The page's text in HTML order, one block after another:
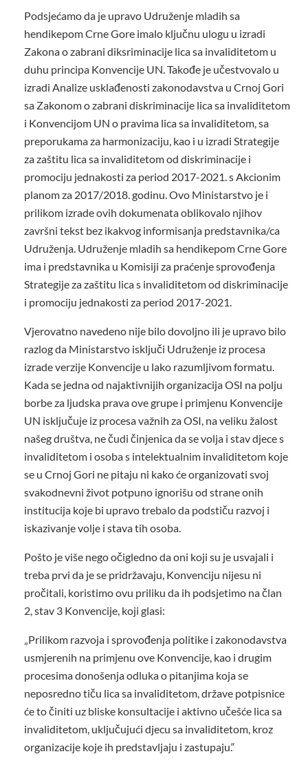
Podsjećamo da je upravo Udruženje mladih sa
hendikepom Crne Gore imalo ključnu ulogu u izradi
Zakona o zabrani diksriminacije lica sa invaliditetom u
duhu principa Konvencije UN. Takođe je učestvovalo u
izradi Analize usklađenosti zakonodavstva u Crnoj Gori
sa Zakonom o zabrani diskriminacije lica sa invaliditetom
i Konvencijom UN o pravima lica sa invaliditetom, sa
preporukama za harmonizaciju, kao i u izradi Strategije
za zaštitu lica sa invaliditetom od diskriminacije i
promociju jednakosti za period 2017-2021. s Akcionim
planom za 2017/2018. godinu. Ovo Ministarstvo je i
prilikom izrade ovih dokumenata oblikovalo njihov
završni tekst bez ikakvog informisanja predstavnika/ca
Udruženja. Udruženje mladih sa hendikepom Crne Gore
ima i predstavnika u Komisiji za praćenje sprovođenja
Strategije za zaštitu lica s invaliditetom od diskriminacije
i promociju jednakosti za period 2017-2021.
Vjerovatno navedeno nije bilo dovoljno ili je upravo bilo
razlog da Ministarstvo isključi Udruženje iz procesa
izrade verzije Konvencije u lako razumljivom formatu.
Kada se jedna od najaktivnijih organizacija OSI na polju
borbe za ljudska prava ove grupe i primjenu Konvencije
UN isključuje iz procesa važnih za OSI, na veliku žalost
našeg društva, ne čudi činjenica da se volja i stav djece s
invaliditetom i osoba s intelektualnim invaliditetom koje
se u Crnoj Gori ne pitaju ni kako će organizovati svoj
svakodnevni život potpuno ignorišu od strane onih
institucija koje bi upravo trebalo da podstiču razvoj i
iskazivanje volje i stava tih osoba.
Pošto je više nego očigledno da oni koji su je usvajali i
treba prvi da je se pridržavaju, Konvenciju nijesu ni
pročitali, koristimo ovu priliku da ih podsjetimo na član
2, stav 3 Konvencije, koji glasi:
„Prilikom razvoja i sprovođenja politike i zakonodavstva
usmjerenih na primjenu ove Konvencije, kao i drugim
procesima donošenja odluka o pitanjima koja se
neposredno tiču lica sa invaliditetom, države potpisnice
će to činiti uz bliske konsultacije i aktivno učešće lica sa
invaliditetom, uključujući djecu sa invaliditetom, kroz
organizacije koje ih predstavljaju i zastupaju.“